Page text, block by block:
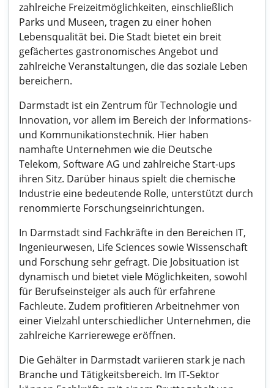
zahlreiche Freizeitmöglichkeiten, einschließlich
Parks und Museen, tragen zu einer hohen
Lebensqualität bei. Die Stadt bietet ein breit
gefächertes gastronomisches Angebot und
zahlreiche Veranstaltungen, die das soziale Leben
bereichern.
Darmstadt ist ein Zentrum für Technologie und
Innovation, vor allem im Bereich der Informations-
und Kommunikationstechnik. Hier haben
namhafte Unternehmen wie die Deutsche
Telekom, Software AG und zahlreiche Start-ups
ihren Sitz. Darüber hinaus spielt die chemische
Industrie eine bedeutende Rolle, unterstützt durch
renommierte Forschungseinrichtungen.
In Darmstadt sind Fachkräfte in den Bereichen IT,
Ingenieurwesen, Life Sciences sowie Wissenschaft
und Forschung sehr gefragt. Die Jobsituation ist
dynamisch und bietet viele Möglichkeiten, sowohl
für Berufseinsteiger als auch für erfahrene
Fachleute. Zudem profitieren Arbeitnehmer von
einer Vielzahl unterschiedlicher Unternehmen, die
zahlreiche Karrierewege eröffnen.
Die Gehälter in Darmstadt variieren stark je nach
Branche und Tätigkeitsbereich. Im IT-Sektor